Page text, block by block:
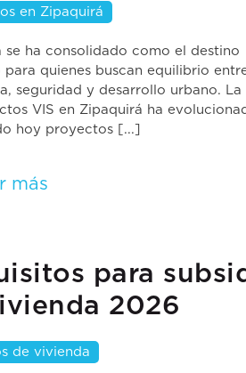
en Zipaquirá
se ha consolidado como el destino
para quienes buscan equilibrio
seguridad y desarrollo urbano.
VIS en Zipaquirá ha
hoy proyectos [...]
más
para
2026
de vivienda